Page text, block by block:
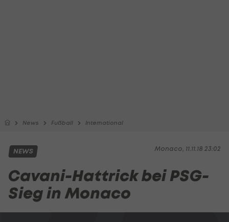
News Fußball International
Monaco, 11.11.18 23:02
NEWS
Cavani-Hattrick bei PSG-
Sieg in Monaco